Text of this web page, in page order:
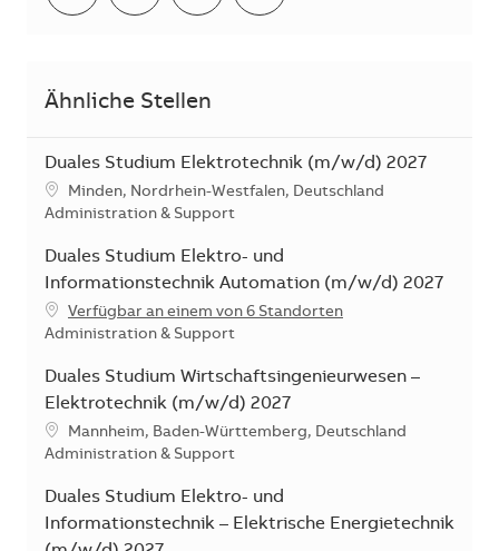
Ähnliche Stellen
Duales Studium Elektrotechnik (m/w/d) 2027
Standort
Minden, Nordrhein-Westfalen, Deutschland
Kategorie
Administration & Support
Duales Studium Elektro- und
Informationstechnik Automation (m/w/d) 2027
Verfügbar an einem von 6 Standorten
Kategorie
Administration & Support
Duales Studium Wirtschaftsingenieurwesen –
Elektrotechnik (m/w/d) 2027
Standort
Mannheim, Baden-Württemberg, Deutschland
Kategorie
Administration & Support
Duales Studium Elektro- und
Informationstechnik – Elektrische Energietechnik